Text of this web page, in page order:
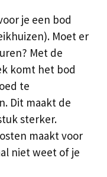
je een bod
Moet er
Met de
komt het bod
te
Dit maakt de
sterker.
maakt voor
niet weet of je